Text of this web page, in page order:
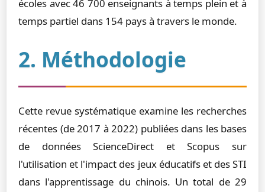
écoles avec 46 700 enseignants à temps plein et à
temps partiel dans 154 pays à travers le monde.
2. Méthodologie
Cette revue systématique examine les recherches
récentes (de 2017 à 2022) publiées dans les bases
de données ScienceDirect et Scopus sur
l'utilisation et l'impact des jeux éducatifs et des STI
dans l'apprentissage du chinois. Un total de 29